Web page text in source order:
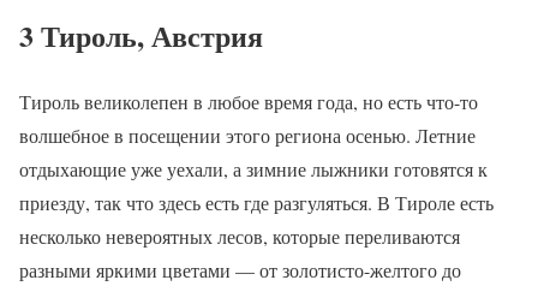
3 Тироль, Австрия
Тироль великолепен в любое время года, но есть что-то
волшебное в посещении этого региона осенью. Летние
отдыхающие уже уехали, а зимние лыжники готовятся к
приезду, так что здесь есть где разгуляться. В Тироле есть
несколько невероятных лесов, которые переливаются
разными яркими цветами — от золотисто-желтого до